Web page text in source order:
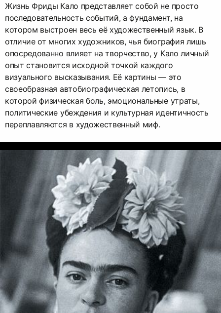
Жизнь Фриды Кало представляет собой не просто
последовательность событий, а фундамент, на
котором выстроен весь её художественный язык. В
отличие от многих художников, чья биография лишь
опосредованно влияет на творчество, у Кало личный
опыт становится исходной точкой каждого
визуального высказывания. Её картины — это
своеобразная автобиографическая летопись, в
которой физическая боль, эмоциональные утраты,
политические убеждения и культурная идентичность
переплавляются в художественный миф.